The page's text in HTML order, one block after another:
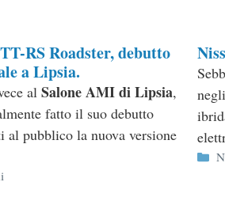
RS Roadster, debutto
a Lipsia.
al Salone AMI di Lipsia,
fatto il suo debutto
al pubblico la nuova versione